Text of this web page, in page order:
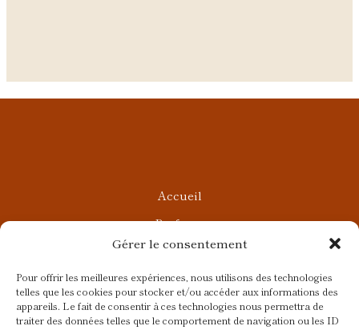
Gérer le consentement
Pour offrir les meilleures expériences, nous utilisons des technologies
telles que les cookies pour stocker et/ou accéder aux informations des
appareils. Le fait de consentir à ces technologies nous permettra de
traiter des données telles que le comportement de navigation ou les ID
Accueil
Parfums
Ateliers privés
Rendez-vous Beauté
Rendez-vous Parfumés